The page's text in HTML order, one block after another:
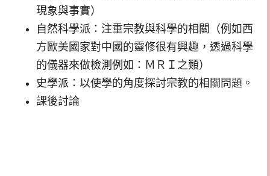
現象與事實）
自然科學派：注重宗教與科學的相關（例如西
方歐美國家對中國的靈修很有興趣，透過科學
的儀器來做檢測例如：ＭＲＩ之類）
史學派：以使學的角度探討宗教的相關問題。
課後討論